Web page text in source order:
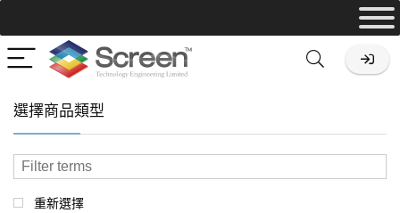
選擇商品類型
重新選擇